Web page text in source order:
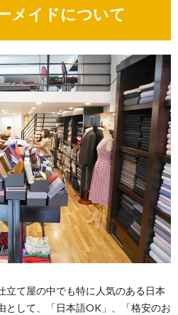
メイドについて
立て屋の中でも特に人気のある日本
として、「日本語OK」、「格安のお